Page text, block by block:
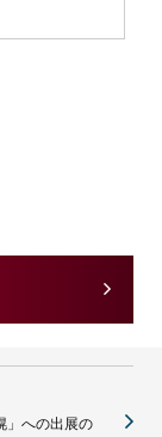
」への出展の